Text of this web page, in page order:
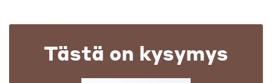
Tästä on kysymys